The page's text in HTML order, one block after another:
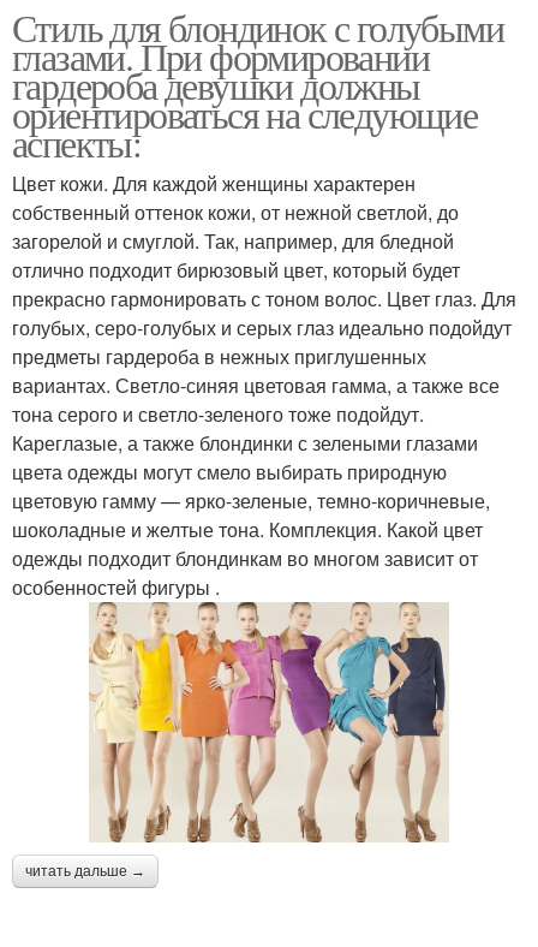
Брюнетка с карими
глазами
Блондинка с зелеными
глазами
Стиль для блондинок с голубыми
глазами. При формировании
гардероба девушки должны
ориентироваться на следующие
аспекты:
Цвет кожи. Для каждой женщины характерен
собственный оттенок кожи, от нежной светлой, до
загорелой и смуглой. Так, например, для бледной
отлично подходит бирюзовый цвет, который будет
прекрасно гармонировать с тоном волос. Цвет глаз. Для
голубых, серо-голубых и серых глаз идеально подойдут
предметы гардероба в нежных приглушенных
вариантах. Светло-синяя цветовая гамма, а также все
тона серого и светло-зеленого тоже подойдут.
Кареглазые, а также блондинки с зелеными глазами
цвета одежды могут смело выбирать природную
цветовую гамму — ярко-зеленые, темно-коричневые,
шоколадные и желтые тона. Комплекция. Какой цвет
одежды подходит блондинкам во многом зависит от
особенностей фигуры .
читать дальше →